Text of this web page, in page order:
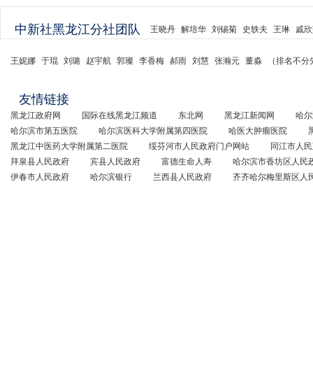
中新社黑龙江分社团队 王晓丹 解培华 刘锡菊 史轶夫 王琳 戚
王妮娜 于琨 刘璐 赵宇航 郭璨 李香梅 郝雨 刘慧 张瀚元 董淼 （排名不
友情链接
黑龙江政府网 国际在线黑龙江频道 东北网 黑龙江新闻网
哈
哈尔滨市第五医院
哈尔滨医科大学附属第四医院 哈医大肿瘤医院
黑龙江中医药大学附属第二医院
绥芬河市人民政府门户网站
同江市人
拜泉县人民政府
宾县人民政府 富德生命人寿
哈尔滨市香坊区人民
伊春市人民政府
哈尔滨银行 兰西县人民政府 齐齐哈尔梅里斯区人